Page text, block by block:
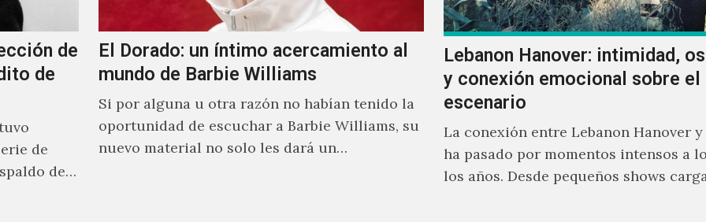
de
de
de
de
El Dorado: un íntimo acercamiento al
mundo de Barbie Williams
Si por alguna u otra razón no habían tenido la
oportunidad de escuchar a Barbie Williams, su
nuevo material no solo les dará un
Lebanon Hanover: intimidad,
y conexión emocional sobre el
escenario
La conexión entre Lebanon Hanover
ha pasado por momentos intensos a
los años. Desde pequeños shows